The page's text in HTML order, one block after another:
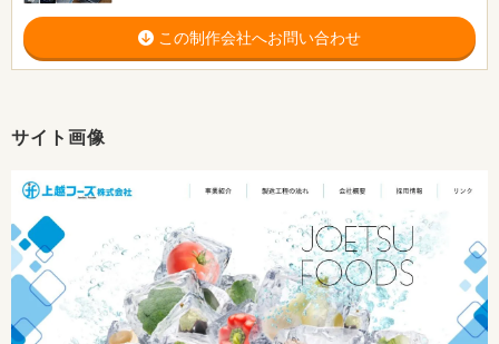
サイト画像
この制作会社へお問い合わせ